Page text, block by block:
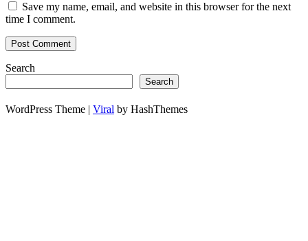
Save my name, email, and website in this browser for the next
time I comment.
Search
Search
WordPress Theme | Viral by HashThemes